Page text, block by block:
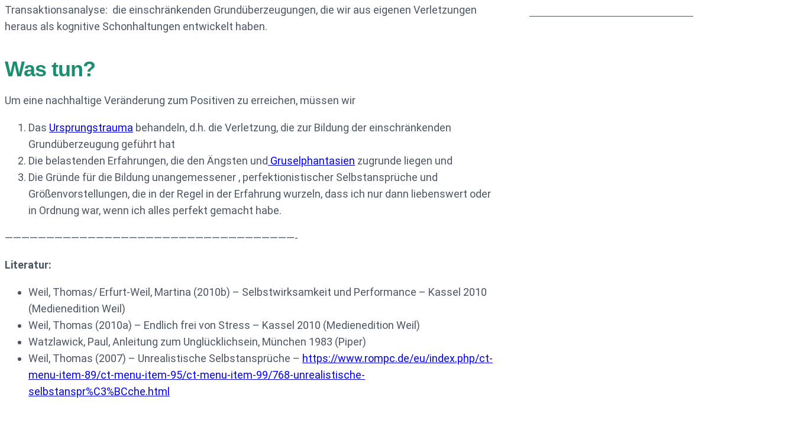
Transaktionsanalyse: die einschränkenden Grundüberzeugungen, die wir aus eigenen Verletzungen
heraus als kognitive Schonhaltungen entwickelt haben.
Was tun?
Um eine nachhaltige Veränderung zum Positiven zu erreichen, müssen wir
Das Ursprungstrauma behandeln, d.h. die Verletzung, die zur Bildung der einschränkenden
Grundüberzeugung geführt hat
Die belastenden Erfahrungen, die den Ängsten und Gruselphantasien zugrunde liegen und
Die Gründe für die Bildung unangemessener , perfektionistischer Selbstansprüche und
Größenvorstellungen, die in der Regel in der Erfahrung wurzeln, dass ich nur dann liebenswert oder
in Ordnung war, wenn ich alles perfekt gemacht habe.
———————————————————————————————————-
Literatur:
Weil, Thomas/ Erfurt-Weil, Martina (2010b) – Selbstwirksamkeit und Performance – Kassel 2010
(Medienedition Weil)
Weil, Thomas (2010a) – Endlich frei von Stress – Kassel 2010 (Medienedition Weil)
Watzlawick, Paul, Anleitung zum Unglücklichsein, München 1983 (Piper)
Weil, Thomas (2007) – Unrealistische Selbstansprüche – https://www.rompc.de/eu/index.php/ct-
menu-item-89/ct-menu-item-95/ct-menu-item-99/768-unrealistische-
selbstanspr%C3%BCche.html